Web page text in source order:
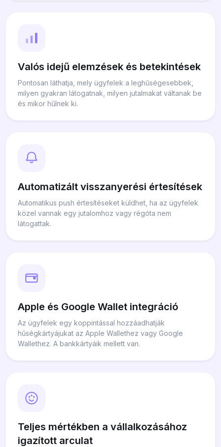
Valós idejű elemzések és betekintések
Pontosan láthatja, mely ügyfelek a leghűségesebbek,
milyen gyakran látogatnak, milyen jutalmakat váltanak be
és mikor hűlnek ki.
Automatizált visszanyerési értesítések
Automatikus push értesítéseket küldhet, ha az ügyfelek
közel vannak egy jutalomhoz vagy régóta nem
látogattak.
Apple és Google Wallet integráció
Az ügyfelek egy koppintással hozzáadhatják
hűségkártyájukat az Apple Wallethez vagy Google
Wallethez. A bankkártyáik mellett van.
Teljes mértékben a vállalkozásához
igazított arculat